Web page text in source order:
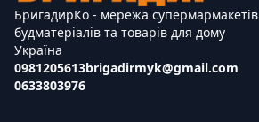
БригадирКо - мережа супермармакетів
будматеріалів та товарів для дому
Україна
0981205613
0633803976
brigadirmyk@gmail.com